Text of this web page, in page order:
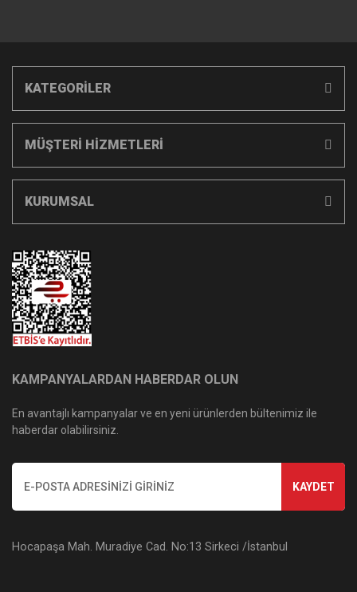
KATEGORİLER
MÜŞTERİ HİZMETLERİ
KURUMSAL
KAMPANYALARDAN HABERDAR OLUN
En avantajlı kampanyalar ve en yeni ürünlerden bültenimiz ile
haberdar olabilirsiniz.
KAYDET
Hocapaşa Mah. Muradiye Cad. No:13 Sirkeci /İstanbul